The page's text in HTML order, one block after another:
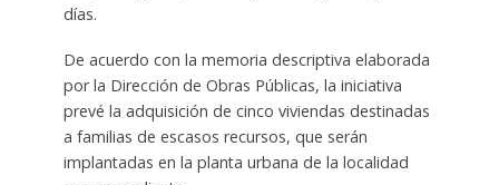
días.
De acuerdo con la memoria descriptiva elaborada
por la Dirección de Obras Públicas, la iniciativa
prevé la adquisición de cinco viviendas destinadas
a familias de escasos recursos, que serán
implantadas en la planta urbana de la localidad